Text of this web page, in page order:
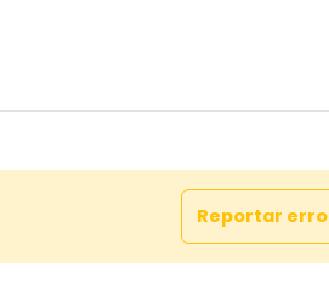
Reportar erro